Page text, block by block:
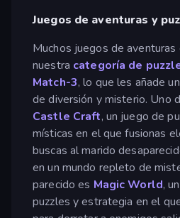
Juegos de aventuras y
Muchos juegos de
nuestra categoría de
Match-3, lo que les añade
de diversión y misterio. Uno
Castle Craft, un juego de
místicas en el que fusionas
buscas al marido
en un mundo repleto de
parecido es Magic World,
puzzles y estrategia en el